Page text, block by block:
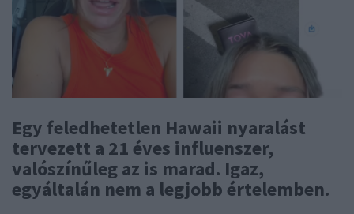
Egy feledhetetlen Hawaii nyaralást
tervezett a 21 éves influenszer,
valószínűleg az is marad. Igaz,
egyáltalán nem a legjobb értelemben.